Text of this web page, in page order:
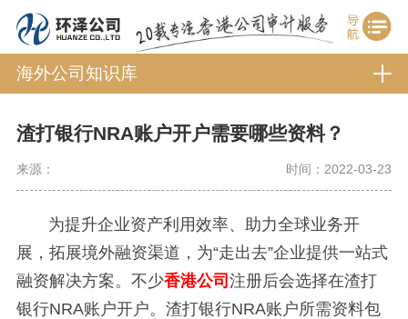
海外公司知识库
渣打银行NRA账户开户需要哪些资料？
来源： 时间：2022-03-23
为提升企业资产利用效率、助力全球业务开
展，拓展境外融资渠道，为“走出去”企业提供一站式
融资解决方案。不少香港公司 注册后会选择在渣打
银行NRA账户开户。 渣打银行NRA账户所需资料包